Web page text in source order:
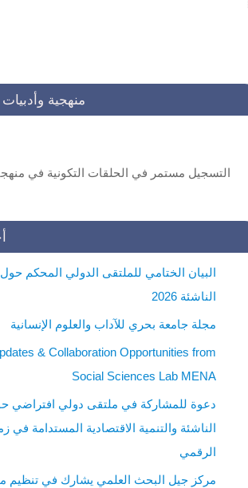
منهجية
التسجيل مستمر في الحلقات التكونية في
البيان الختامي للملتقى الدولي المحكم
الناشئة 2026
مجلة جامعة بحري للآداب والعلوم الإنسانية
& Collaboration Opportunities from
Social Sciences Lab MENA
دعوة للمشاركة في ملتقى دولي افتراضي
الناشئة والتنمية الاقتصادية المستدامة في
الرقمي
مركز جيل البحث العلمي يشارك في تنظيم